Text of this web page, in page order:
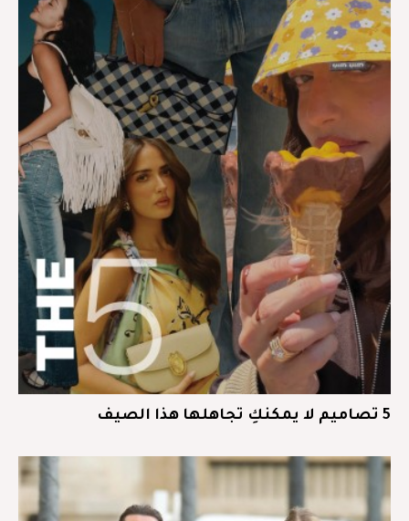
5 تصاميم لا يمكنكِ تجاهلها هذا الصيف